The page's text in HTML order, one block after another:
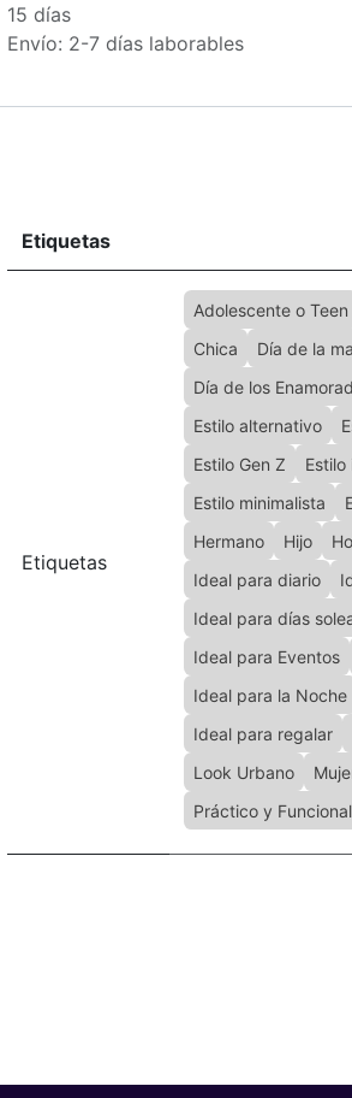
15 días
Envío: 2-7 días laborables
Etiquetas
Etiquetas
Adolescente o Teen
Chica
Día de la
Día de los
Estilo alternativo
Estilo Gen Z
Estilo minimalista
Hermano
Hijo
Ideal para diario
Ideal para días
Ideal para Eventos
Ideal para la Noche
Ideal para regalar
Look Urbano
Práctico y Funcional